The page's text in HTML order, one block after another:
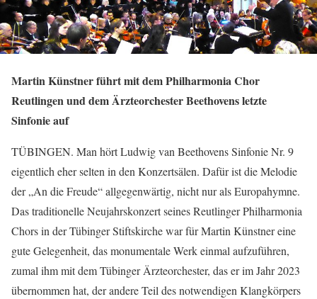
Martin Künstner führt mit dem Philharmonia Chor
Reutlingen und dem Ärzteorchester Beethovens letzte
Sinfonie auf
TÜBINGEN. Man hört Ludwig van Beethovens Sinfonie Nr. 9
eigentlich eher selten in den Konzertsälen. Dafür ist die Melodie
der „An die Freude“ allgegenwärtig, nicht nur als Europahymne.
Das traditionelle Neujahrskonzert seines Reutlinger Philharmonia
Chors in der Tübinger Stiftskirche war für Martin Künstner eine
gute Gelegenheit, das monumentale Werk einmal aufzuführen,
zumal ihm mit dem Tübinger Ärzteorchester, das er im Jahr 2023
übernommen hat, der andere Teil des notwendigen Klangkörpers